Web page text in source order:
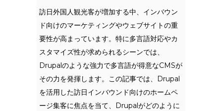
訪日外国人観光客が増加する中、インバウン
ド向けのマーケティングやウェブサイトの重
要性が高まっています。特に多言語対応やカ
スタマイズ性が求められるシーンでは、
Drupalのような強力で多言語が得意なCMSが
その力を発揮します。この記事では、Drupal
を活用した訪日インバウンド向けのホームペ
ージ集客に焦点を当て、Drupalがどのように